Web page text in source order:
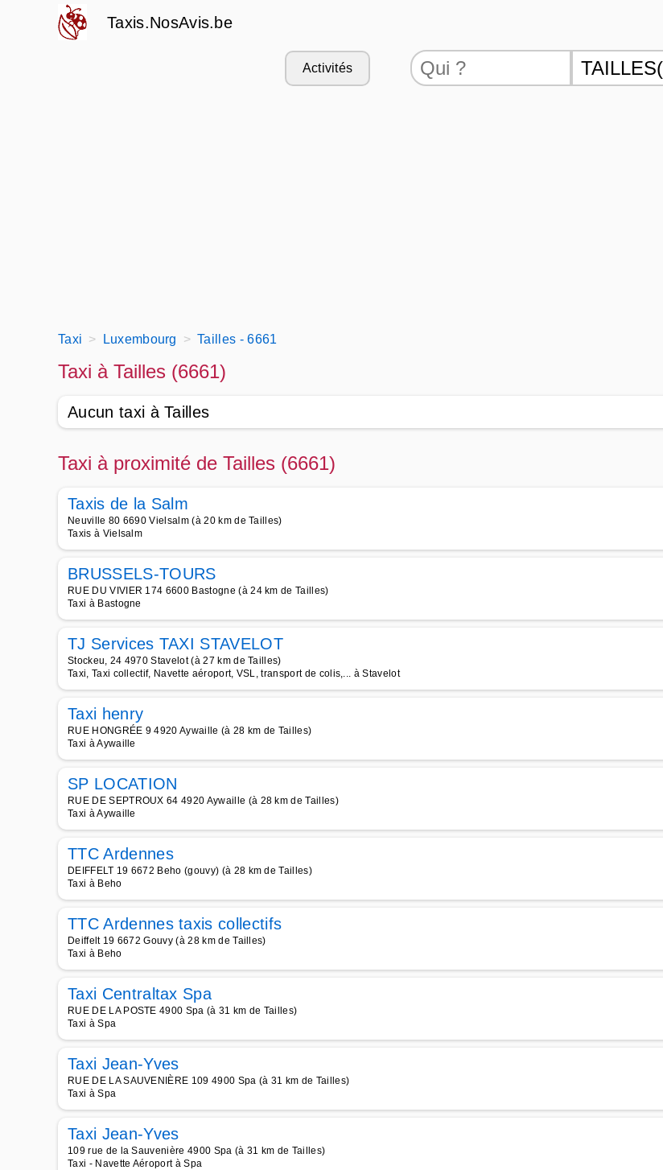
Taxis.NosAvis.be
Activités
Taxi Luxembourg Tailles - 6661
Taxi à Tailles (6661)
Aucun taxi à Tailles
Taxi à proximité de Tailles (6661)
Taxis de la Salm
Neuville 80 6690 Vielsalm (à 20 km de Tailles)
Taxis à Vielsalm
BRUSSELS-TOURS
RUE DU VIVIER 174 6600 Bastogne (à 24 km de Tailles)
Taxi à Bastogne
TJ Services TAXI STAVELOT
Stockeu, 24 4970 Stavelot (à 27 km de Tailles)
Taxi, Taxi collectif, Navette aéroport, VSL, transport de colis,... à Stavelot
Taxi henry
RUE HONGRÉE 9 4920 Aywaille (à 28 km de Tailles)
Taxi à Aywaille
SP LOCATION
RUE DE SEPTROUX 64 4920 Aywaille (à 28 km de Tailles)
Taxi à Aywaille
TTC Ardennes
DEIFFELT 19 6672 Beho (gouvy) (à 28 km de Tailles)
Taxi à Beho
TTC Ardennes taxis collectifs
Deiffelt 19 6672 Gouvy (à 28 km de Tailles)
Taxi à Beho
Taxi Centraltax Spa
RUE DE LA POSTE 4900 Spa (à 31 km de Tailles)
Taxi à Spa
Taxi Jean-Yves
RUE DE LA SAUVENIÈRE 109 4900 Spa (à 31 km de Tailles)
Taxi à Spa
Taxi Jean-Yves
109 rue de la Sauvenière 4900 Spa (à 31 km de Tailles)
Taxi - Navette Aéroport à Spa